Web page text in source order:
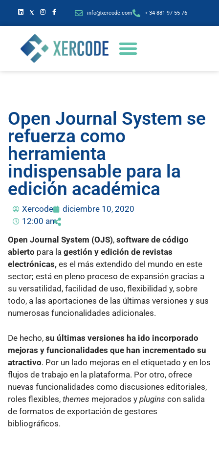
info@xercode.com + 34 881 97 55 76
Open Journal System se
refuerza como
herramienta
indispensable para la
edición académica
Xercode
diciembre 10, 2020
12:00 am
Open Journal System (OJS), software de código
abierto para la gestión y edición de revistas
electrónicas, es el más extendido del mundo en este
sector; está en pleno proceso de expansión gracias a
su versatilidad, facilidad de uso, flexibilidad y, sobre
todo, a las aportaciones de las últimas versiones y sus
numerosas funcionalidades adicionales.
De hecho, su últimas versiones ha ido incorporado
mejoras y funcionalidades que han incrementado su
atractivo. Por un lado mejoras en el etiquetado y en los
flujos de trabajo en la plataforma. Por otro, ofrece
nuevas funcionalidades como discusiones editoriales,
roles flexibles, themes mejorados y plugins con salida
de formatos de exportación de gestores
bibliográficos.